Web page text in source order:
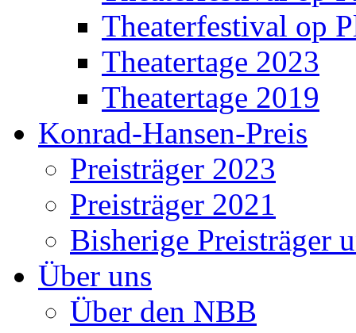
Theaterfestival op
Theatertage 2023
Theatertage 2019
Konrad-Hansen-Preis
Preisträger 2023
Preisträger 2021
Bisherige Preisträger
Über uns
Über den NBB